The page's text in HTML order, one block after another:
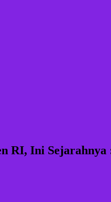
RI, Ini Sejarahnya